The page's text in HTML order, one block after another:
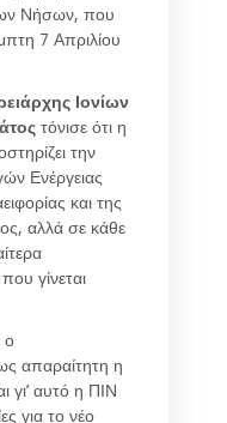
Νήσων, που
7 Απριλίου
Ιονίων
τόνισε ότι η
την
Ενέργειας
και της
αλλά σε κάθε
γίνεται
ο
απαραίτητη η
γι’ αυτό η ΠΙΝ
για το νέο